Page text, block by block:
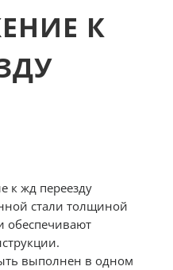
К
к жд переезду
стали толщиной
обеспечивают
выполнен в одном